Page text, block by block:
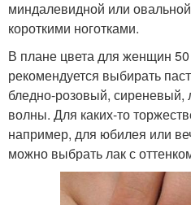
миндалевидной или
короткими ноготками.
В плане цвета для женщин
рекомендуется выбирать
бледно-розовый, сиреневый,
волны. Для каких-то
например, для юбилея или
можно выбрать лак с